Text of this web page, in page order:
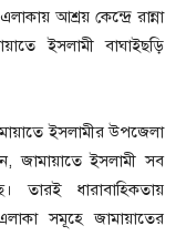
আশ্রয় কেন্দ্রে রান্না
ইসলামী বাঘাইছড়ি
ইসলামীর উপজেলা
জামায়াতে ইসলামী সব
তারই ধারাবাহিকতায়
সমূহে জামায়াতের